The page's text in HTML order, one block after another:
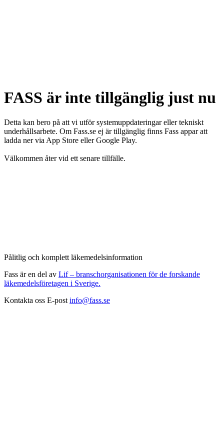
FASS är inte tillgänglig just nu
Detta kan bero på att vi utför systemuppdateringar eller tekniskt
underhållsarbete. Om Fass.se ej är tillgänglig finns Fass appar att
ladda ner via App Store eller Google Play.
Välkommen åter vid ett senare tillfälle.
Pålitlig och komplett läkemedelsinformation
Fass är en del av Lif – branschorganisationen för de forskande
läkemedelsföretagen i Sverige.
Kontakta oss E-post info@fass.se